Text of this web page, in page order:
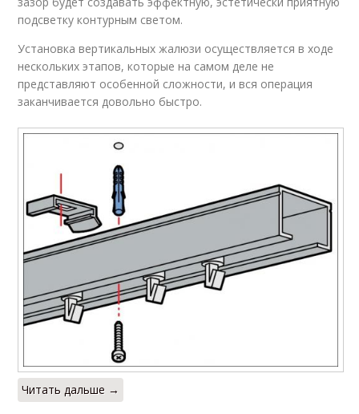
подсветку контурным светом.
Установка вертикальных жалюзи осуществляется в ходе
нескольких этапов, которые на самом деле не
представляют особенной сложности, и вся операция
заканчивается довольно быстро.
Читать дальше →